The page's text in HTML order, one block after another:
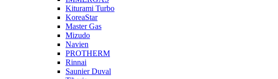
Kiturami Turbo
KoreaStar
Master Gas
Mizudo
Navien
PROTHERM
Rinnai
Saunier Duval